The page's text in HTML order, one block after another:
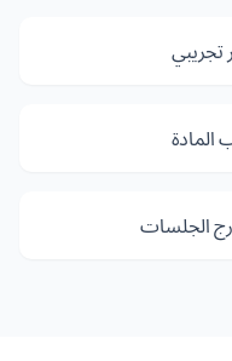
تجريبي
الجلسات